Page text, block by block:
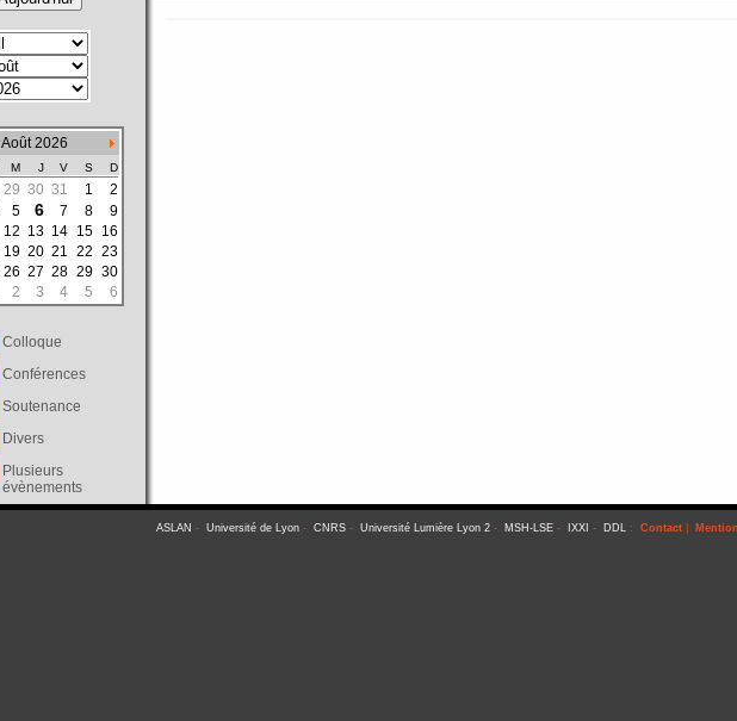
Août 2026
M J V S D
29 30 31 1
2
5 6 7 8
9
12 13 14 15 16
19 20 21 22 23
26 27 28 29 30
2 3 4 5 6
Colloque
Conférences
Soutenance
Divers
Plusieurs
évènements
ASLAN - Université de Lyon- CNRS- Université Lumière Lyon 2- MSH-LSE- IXXI - DDL: Contact|